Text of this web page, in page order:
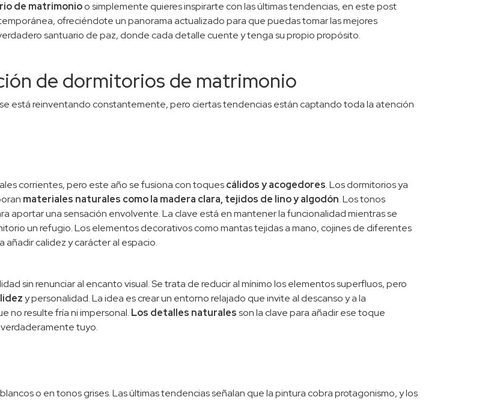
de matrimonioo simplemente quieres inspirarte con las últimas tendencias, en este post
ofreciéndote un panorama actualizado para que puedas tomar las mejores
santuario de paz, donde cada detalle cuente y tenga su propio propósito.
de dormitorios de matrimonio
está reinventando constantemente, pero ciertas tendencias están captando toda la atención
corrientes, pero este año se fusiona con toquescálidos y acogedores. Los dormitorios ya
materiales naturales como la madera clara, tejidos de lino y algodón. Los tonos
aportar una sensación envolvente. La clave está en mantener la funcionalidad mientras se
un refugio. Los elementos decorativos como mantas tejidas a mano, cojines de diferentes
añadir calidez y carácter al espacio.
sin renunciar al encanto visual. Se trata de reducir al mínimo los elementos superfluos, pero
y personalidad. La idea es crear un entorno relajado que invite al descanso y a la
no resulte fría ni impersonal. Los detalles naturalesson la clave para añadir ese toque
tuyo.
o en tonos grises. Las últimas tendencias señalan que la pintura cobra protagonismo, y los